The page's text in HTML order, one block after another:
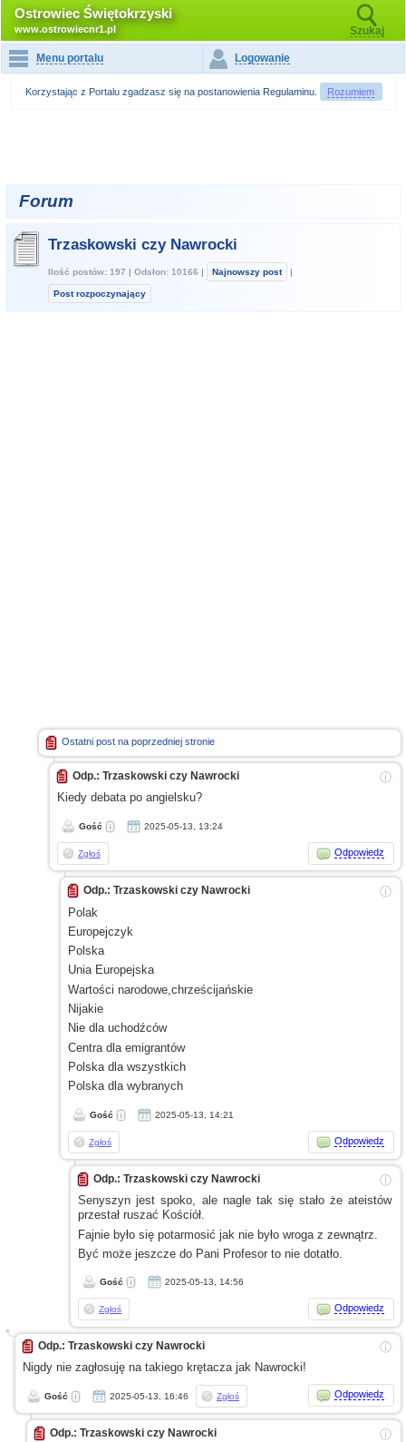
Ostrowiec Świętokrzyski
www.ostrowiecnr1.pl Szukaj
Menu portalu Logowanie
Korzystając z Portalu zgadzasz się na postanowienia Regulaminu Rozumiem
Forum
Trzaskowski czy Nawrocki
Ilość postów: 197 | Odsłon: 10166 | Najnowszy post |
Post rozpoczynający
Ostatni post na poprzedniej stronie
ⓘ
Odp.: Trzaskowski czy Nawrocki
Kiedy debata po angielsku?
Gość 2025-05-13, 13:24
Zgłoś Odpowiedz
ⓘ
Odp.: Trzaskowski czy Nawrocki
Polak
Europejczyk
Polska
Unia Europejska
Wartości narodowe,chrześcijańskie
Nijakie
Nie dla uchodźców
Centra dla emigrantów
Polska dla wszystkich
Polska dla wybranych
Gość 2025-05-13, 14:21
Zgłoś Odpowiedz
ⓘ
Odp.: Trzaskowski czy Nawrocki
Senyszyn jest spoko, ale nagle tak się stało że ateistów
przestał ruszać Kościół.
Fajnie było się potarmosić jak nie było wrogaz zewnątrz.
Być może jeszcze do Pani Profesor to nie dotatło.
Gość 2025-05-13, 14:56
Zgłoś Odpowiedz
ⓘ
Odp.: Trzaskowski czy Nawrocki
Nigdy nie zagłosuję na takiego krętacza jak Nawrocki!
Gość 2025-05-13, 16:46 Zgłoś Odpowiedz
ⓘ
Odp.: Trzaskowski czy Nawrocki